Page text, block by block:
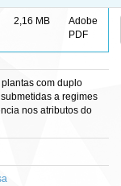
2,16 MB
Adobe
PDF
com duplo
a regimes
nos atributos do